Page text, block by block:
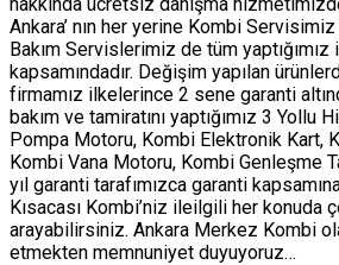
Ankara’ nın her yerine Kombi
Bakım Servislerimiz de tüm
kapsamındadır. Değişim yapılan
firmamız ilkelerince 2 sene garanti
bakım ve tamiratını yaptığımız 3 Yollu
Pompa Motoru, Kombi Elektronik Kart,
Kombi Vana Motoru, Kombi Genleşme
yıl garanti tarafımızca garanti
Kısacası Kombi’niz ileilgili her konuda
arayabilirsiniz. Ankara Merkez Kombi
etmekten memnuniyet duyuyoruz…